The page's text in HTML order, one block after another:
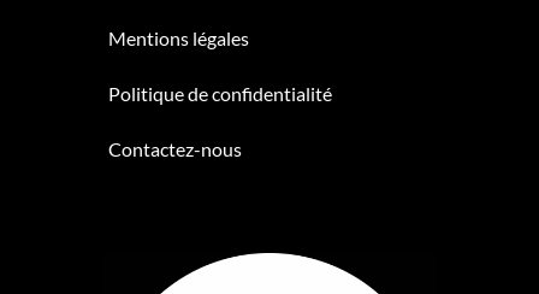
Mentions légales
Politique de confidentialité
Contactez-nous